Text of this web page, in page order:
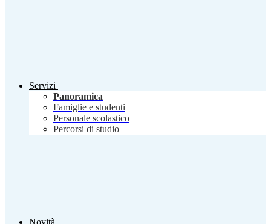
Servizi
Panoramica
Famiglie e studenti
Personale scolastico
Percorsi di studio